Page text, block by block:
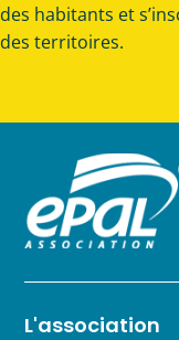
des habitants et
des territoires.
L'association